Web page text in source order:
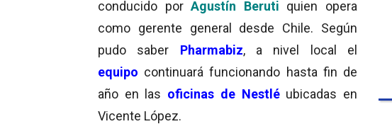
conducido porAgustín Beruti quien opera
como gerente general desde Chile. Según
pudo saber Pharmabiz, a nivel local el
equipo continuará funcionando hasta fin de
año en las oficinas de Nestléubicadas en
Vicente López.